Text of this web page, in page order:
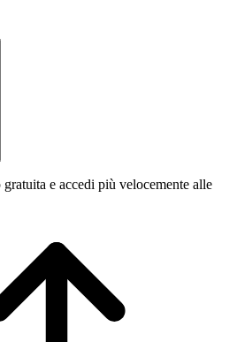
e accedi più velocemente alle